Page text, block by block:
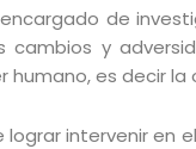
de
y
humano, es decir
intervenir en